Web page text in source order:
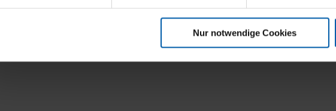
Sie auf "Alle erlauben", damit wir alle Cookies und Web-Technologien für
dürfen. Über die jeweiligen Schaltflächen können Sie die Arten der
Nur notwendige Cookies